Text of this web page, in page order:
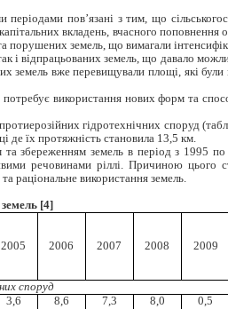
пов’язані з тим, що
вкладень, вчасного
земель, що вимагали
відпрацьованих земель, що давало
земель вже перевищували площі, які були
використання нових форм та
гідротехнічних споруд
де їх протяжність становила 13,5 км.
та збереженням земель в період з 1995
речовинами ріллі. Причиною цього
раціональне використання земель.
[4]
2005 2006 2007 2008 2009
споруд
3,6 8,6 7,3 8,0 0,5